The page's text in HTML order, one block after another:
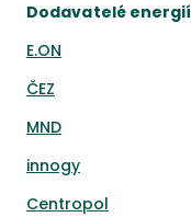
Dodavatelé energií
E.ON
ČEZ
MND
innogy
Centropol